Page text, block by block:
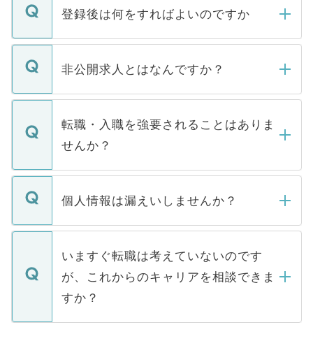
登録後は何をすればよいのですか
ご登録いただきましたら、弊社担当者がご
登録内容を確認し、その後メールもしくは
ます。通常、5営業日以内にはご連絡をせて
いただきますので、しばらくお待ちくださ
非公開求人とはなんですか？
マイナビDOCTORで取り扱っている求人の
うち約3割は、Webサイトからご覧いただ
けない「非公開求人」です。非公開求人は
下記の理由によって、一般には公開してい
ません。
■応募殺到を避けるため 人気のある医療機
関を公にしてしまうと、応募が殺到する場
に、医療機関が求める条件に合った人材の
みを人材紹介会社に依頼するケースが増え
ています。
転職・入職を強要されることはありま
せんか？
転職・入職を強要することは一切ありませ
ん。また、仮に応募先から内定をいただい
定を承諾する必要はありません。内定先へ
の辞退の連絡はキャリアパートナーが行い
個人情報は漏えいしませんか？
個人情報が漏えいすることはありませんの
で、ご安心ください。当サイトからの登録
などで収集したご登録者様の個人情報は、
ご本人のキャリアアップおよび転職活動の
支援を目的に使用いたします。お預かりし
ているすべての個人データはご本人の許可
いますぐ転職は考えていないのです
が、これからのキャリアを相談できま
すか？